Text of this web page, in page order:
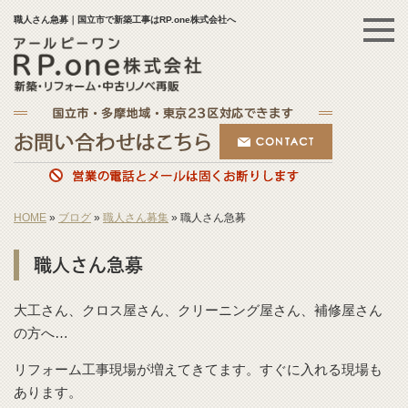
職人さん急募｜国立市で新築工事はRP.one株式会社へ
HOME » ブログ » 職人さん募集 » 職人さん急募
職人さん急募
大工さん、クロス屋さん、クリーニング屋さん、補修屋さん
の方へ…
リフォーム工事現場が増えてきてます。すぐに入れる現場も
あります。